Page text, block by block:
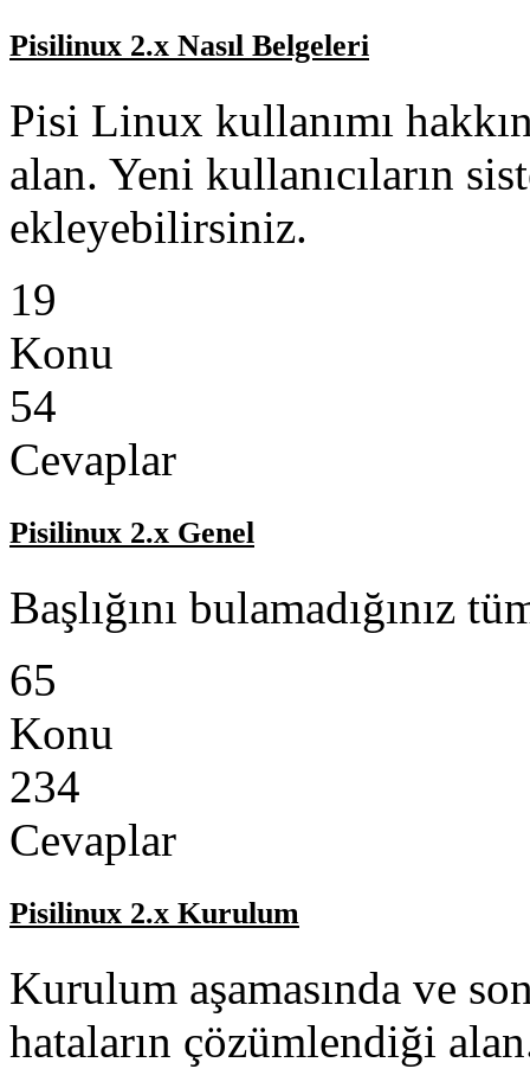
Pisilinux 2.x Nasıl Belgeleri
Pisi Linux kullanımı
alan. Yeni kullanıcıların
ekleyebilirsiniz.
19
Konu
54
Cevaplar
Pisilinux 2.x Genel
Başlığını bulamadığınız
65
Konu
234
Cevaplar
Pisilinux 2.x Kurulum
Kurulum aşamasında ve
hataların çözümlendiği